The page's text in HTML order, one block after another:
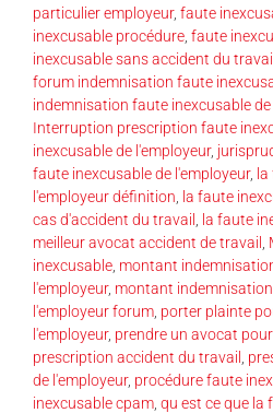
particulier employeur, faute
inexcusable procédure faute
inexcusable sans accident du
forum indemnisation faute
indemnisation faute inexcusable
Interruption prescription faute
inexcusable de l'employeur,
faute inexcusable de l'employeur, la
l'employeur définition la faute
cas d'accident du travail la faute
meilleur avocat accident de travail
inexcusable montant
l'employeur, montant
l'employeur forum porter plainte
l'employeur, prendre un avocat
prescription accident du travail
de l'employeur, procédure faute
inexcusable cpam qu est ce que la